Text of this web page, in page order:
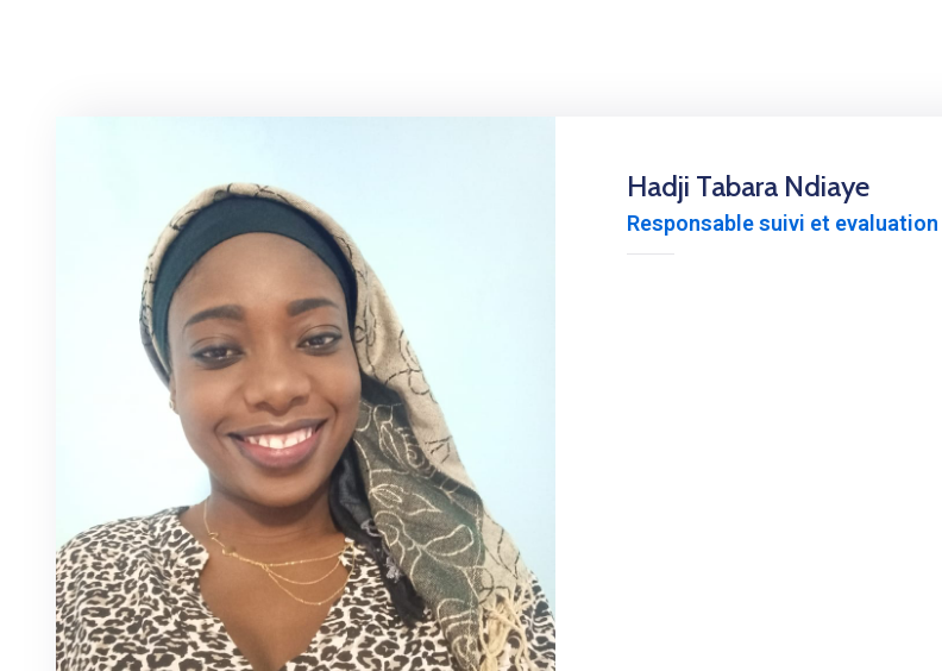
Hadji Tabara Ndiaye
Responsable suivi et evaluation